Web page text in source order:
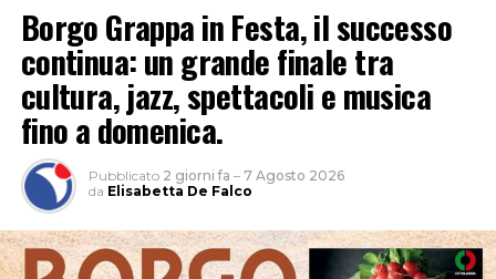
“Un’occasione per vivere la natura al calar del sole e
scoprire le meraviglie del cielo notturno tra stelle,
costellazioni e pianeti”, è l’invito della Fondazione
Caetani. Nel parco naturale non c’è inquinamento
luminoso e la volta celeste appare ancora più
spettacolare.
Borgo Grappa in Festa, il successo
continua: un grande finale tra
cultura, jazz, spettacoli e musica
fino a domenica.
Pubblicato 2 giorni fa – 7 Agosto 2026
da Elisabetta De Falco